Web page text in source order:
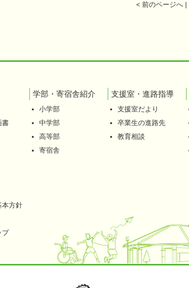
< 前のページへ |
書
本方針
プ
学部・寄宿舎紹介
小学部
中学部
高等部
寄宿舎
支援室・進路指導
支援室だより
卒業生の進路先
教育相談